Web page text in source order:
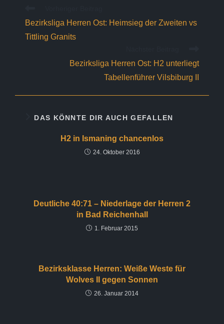
ansehen
Bezirksliga Herren Ost: Heimsieg der Zweiten vs
Tittling Granits
Bezirksliga Herren Ost: H2 unterliegt
Tabellenführer Vilsbiburg II
DAS KÖNNTE DIR AUCH GEFALLEN
H2 in Ismaning chancenlos
24. Oktober 2016
Deutliche 40:71 – Niederlage der Herren 2
in Bad Reichenhall
1. Februar 2015
Bezirksklasse Herren: Weiße Weste für
Wolves II gegen Sonnen
26. Januar 2014